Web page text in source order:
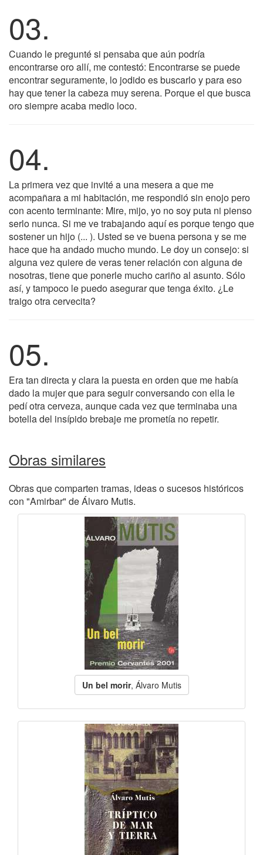
03.
Cuando le pregunté si pensaba que aún podría
encontrarse oro allí, me contestó: Encontrarse se puede
encontrar seguramente, lo jodido es buscarlo y para eso
hay que tener la cabeza muy serena. Porque el que busca
oro siempre acaba medio loco.
04.
La primera vez que invité a una mesera a que me
acompañara a mi habitación, me respondió sin enojo pero
con acento terminante: Mire, mijo, yo no soy puta ni pienso
serlo nunca. Si me ve trabajando aquí es porque tengo que
sostener un hijo (... ). Usted se ve buena persona y se me
hace que ha andado mucho mundo. Le doy un consejo: si
alguna vez quiere de veras tener relación con alguna de
nosotras, tiene que ponerle mucho cariño al asunto. Sólo
así, y tampoco le puedo asegurar que tenga éxito. ¿Le
traigo otra cervecita?
05.
Era tan directa y clara la puesta en orden que me había
dado la mujer que para seguir conversando con ella le
pedí otra cerveza, aunque cada vez que terminaba una
botella del insípido brebaje me prometía no repetir.
Obras similares
Obras que comparten tramas, ideas o sucesos históricos
con "Amirbar" de Álvaro Mutis.
Un bel morir, Álvaro Mutis